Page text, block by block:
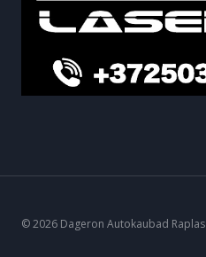
© 2026 Dageron Autokaubad Raplas